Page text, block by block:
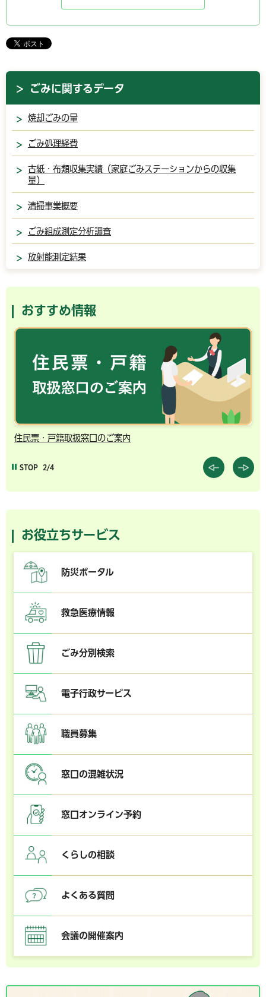
ごみに関するデータ
焼却ごみの量
ごみ処理経費
古紙・布類収集実績（家庭ごみステーションからの収集
量）
清掃事業概要
ごみ組成測定分析調査
放射能測定結果
おすすめ情報
住民票・戸籍取扱窓口のご案内
STOP 2/4
お役立ちサービス
防災ポータル
救急医療情報
ごみ分別検索
電子行政サービス
職員募集
窓口の混雑状況
窓口オンライン予約
くらしの相談
よくある質問
会議の開催案内